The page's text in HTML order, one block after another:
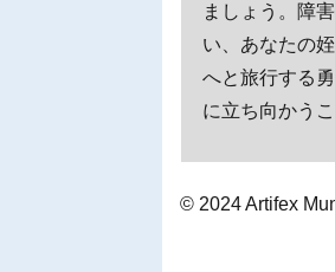
ましょう。障
い、あなたの
へと旅行する
に立ち向かう
© 2024 Artifex